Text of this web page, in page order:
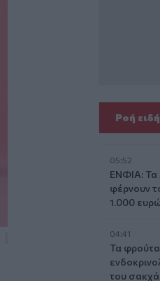
Ροή
05:52
ΕΝΦΙΑ: Τα
φέρνουν
1.000
04:41
Τα
του